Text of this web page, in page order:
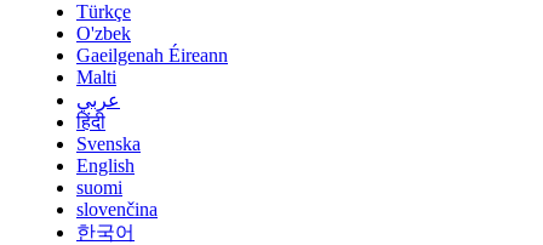
Türkçe
O'zbek
Gaeilgenah Éireann
Malti
عربي
हिंदी
Svenska
English
suomi
slovenčina
한국어